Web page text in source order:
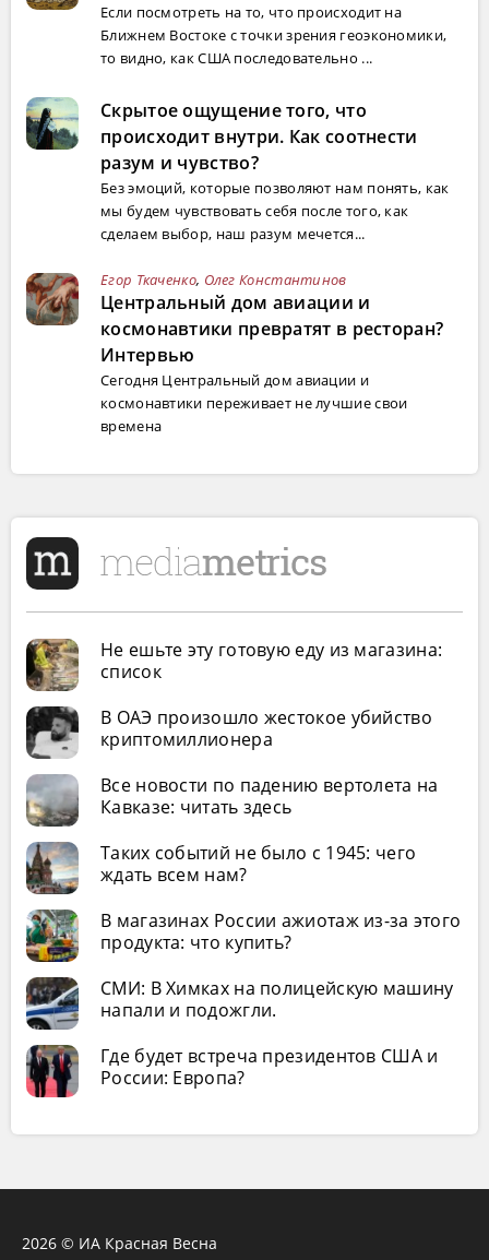
Если посмотреть на то, что происходит на
Ближнем Востоке с точки зрения геоэкономики,
то видно, как США последовательно ...
Скрытое ощущение того, что
происходит внутри. Как соотнести
разум и чувство?
Без эмоций, которые позволяют нам понять, как
мы будем чувствовать себя после того, как
сделаем выбор, наш разум мечется...
Егор Ткаченко, Олег Константинов
Центральный дом авиации и
космонавтики превратят в ресторан?
Интервью
Сегодня Центральный дом авиации и
космонавтики переживает не лучшие свои
времена
Не ешьте эту готовую еду из магазина:
список
В ОАЭ произошло жестокое убийство
криптомиллионера
Все новости по падению вертолета на
Кавказе: читать здесь
Таких событий не было с 1945: чего
ждать всем нам?
В магазинах России ажиотаж из-за этого
продукта: что купить?
СМИ: В Химках на полицейскую машину
напали и подожгли.
Где будет встреча президентов США и
России: Европа?
2026 © ИА Красная Весна